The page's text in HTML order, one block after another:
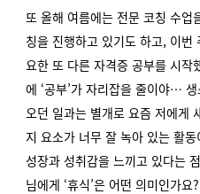
또 올해 여름에는 전문 코칭 수업
칭을 진행하고 있기도 하고, 이번
요한 또 다른 자격증 공부를 시작
에 ‘공부’가 자리잡을 줄이야…
오던 일과는 별개로 요즘 저에게
지 요소가 너무 잘 녹아 있는 활
성장과 성취감을 느끼고 있다는
님에게 ‘휴식’은 어떤 의미인가